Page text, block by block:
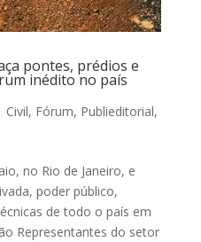
pontes, prédios e
inédito no país
Civil, Fórum, Publieditorial,
no Rio de Janeiro, e
poder público,
de todo o país em
Representantes do setor